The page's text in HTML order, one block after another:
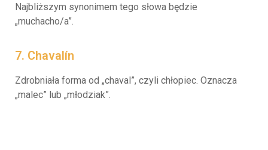
Najbliższym synonimem tego słowa będzie
„muchacho/a”.
7. Chavalín
Zdrobniała forma od „chaval”, czyli chłopiec. Oznacza
„malec” lub „młodziak”.